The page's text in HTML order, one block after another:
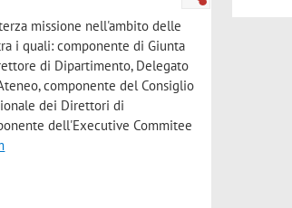
missione nell'ambito delle
i quali: componente di Giunta
di Dipartimento, Delegato
componente del Consiglio
dei Direttori di
dell'Executive Commitee